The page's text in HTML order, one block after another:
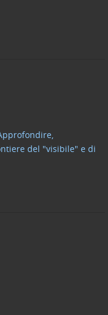
del "visibile" e di